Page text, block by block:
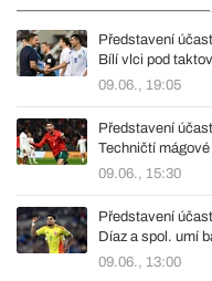
Představení
Bílí vlci pod
09.06., 19:05
Představení
Techničtí
09.06., 15:30
Představení
Díaz a spol. umí
09.06., 13:00